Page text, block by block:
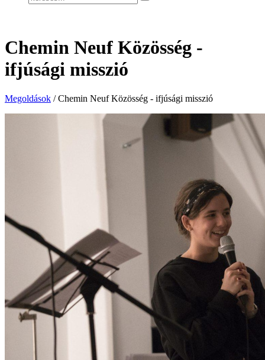
Chemin Neuf Közösség -
ifjúsági misszió
Megoldások /Chemin Neuf Közösség - ifjúsági misszió